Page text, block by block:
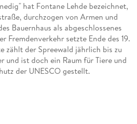
hat Fontane Lehde bezeichnet,
durchzogen von Armen und
Bauernhaus als abgeschlossenes
Fremdenverkehr setzte Ende des 19.
zählt der Spreewald jährlich bis zu
und ist doch ein Raum für Tiere und